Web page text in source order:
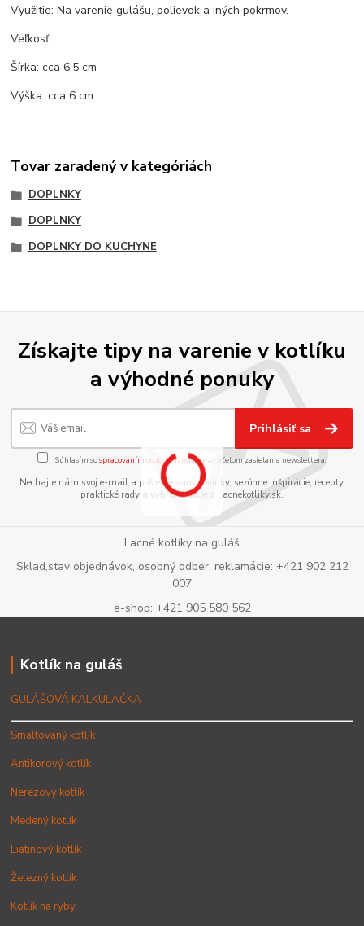
Využitie: Na varenie gulášu, polievok a iných pokrmov.
Veľkosť:
Šírka: cca 6,5 cm
Výška: cca 6 cm
Tovar zaradený v kategóriách
DOPLNKY
DOPLNKY
DOPLNKY DO KUCHYNE
Získajte tipy na varenie v kotlíku
a výhodné ponuky
Prihlásiť sa
Súhlasím sospracovaním osobných údajov za účelom zasielania newslettera.
Nechajte nám svoj e-mail a pošleme vám novinky, sezónne inšpirácie, recepty,
praktické rady a vybrané akcie z Lacnekotliky.sk.
Lacné kotlíky na guláš
Sklad,stav objednávok, osobný odber, reklamácie: +421 902 212
007
e-shop: +421 905 580 562
Kotlík na guláš
GULÁŠOVÁ KALKULAČKA
Smaltovaný kotlík
Antikorový kotlík
Nerezový kotlík
Medený kotlík
Liatinový kotlík
Železný kotlík
Kotlík na ryby